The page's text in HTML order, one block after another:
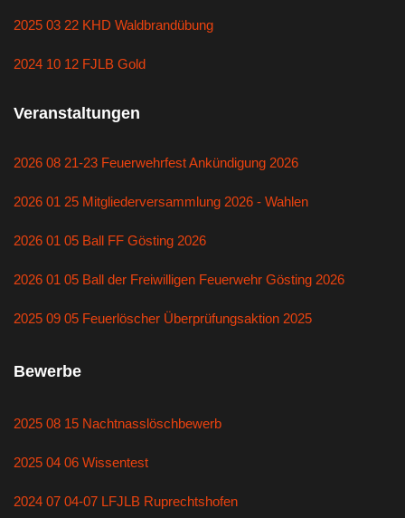
2025 03 22 KHD Waldbrandübung
2024 10 12 FJLB Gold
Veranstaltungen
2026 08 21-23 Feuerwehrfest Ankündigung 2026
2026 01 25 Mitgliederversammlung 2026 - Wahlen
2026 01 05 Ball FF Gösting 2026
2026 01 05 Ball der Freiwilligen Feuerwehr Gösting 2026
2025 09 05 Feuerlöscher Überprüfungsaktion 2025
Bewerbe
2025 08 15 Nachtnasslöschbewerb
2025 04 06 Wissentest
2024 07 04-07 LFJLB Ruprechtshofen